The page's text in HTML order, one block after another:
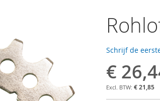
Schrijf de
€
€ 21,85